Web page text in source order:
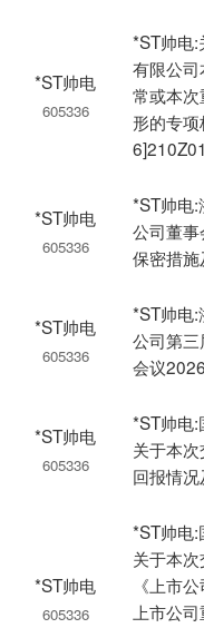
*ST帅电
605336
*ST帅电:
有限公
常或本
形的专
*ST帅电
605336
*ST帅电:
公司董
保密措
*ST帅电
605336
*ST帅电:
公司第
会议
*ST帅电
605336
*ST帅电:
关于本
回报情
*ST帅电
605336
*ST帅电:
关于本
《上市
上市公